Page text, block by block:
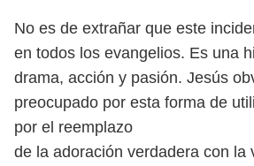
No es de extrañar que este
en todos los evangelios. Es una
drama, acción y pasión. Jesús
preocupado por esta forma de
por el reemplazo
de la adoración verdadera con la